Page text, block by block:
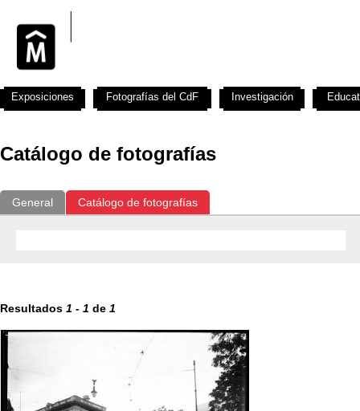
Catálogo de fotografías
General Catálogo de fotografías
Resultados 1 - 1 de 1
Exposiciones Fotografías del CdF Investigación